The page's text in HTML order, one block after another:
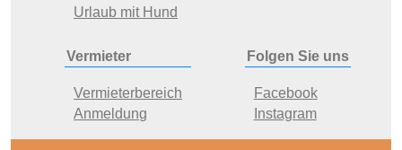
Urlaub mit Hund
Vermieter
Vermieterbereich
Anmeldung
Folgen Sie uns
Facebook
Instagram